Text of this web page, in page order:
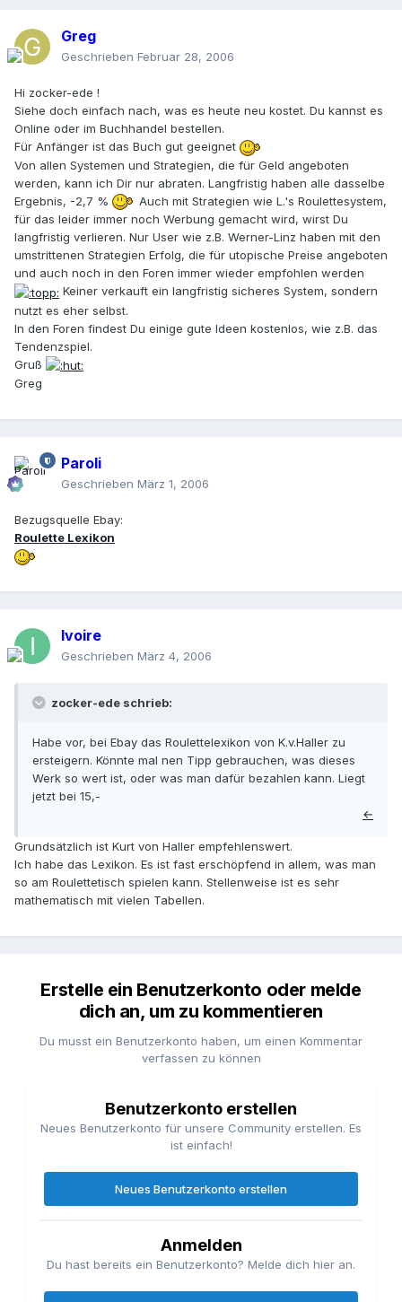
Greg
Geschrieben Februar 28, 2006
Hi zocker-ede !
Siehe doch einfach nach, was es heute neu kostet. Du kannst es
Online oder im Buchhandel bestellen.
Für Anfänger ist das Buch gut geeignet
Von allen Systemen und Strategien, die für Geld angeboten
werden, kann ich Dir nur abraten. Langfristig haben alle dasselbe
Ergebnis, -2,7 %
Auch mit Strategien wie L.'s Roulettesystem,
für das leider immer noch Werbung gemacht wird, wirst Du
langfristig verlieren. Nur User wie z.B. Werner-Linz haben mit den
umstrittenen Strategien Erfolg, die für utopische Preise angeboten
und auch noch in den Foren immer wieder empfohlen werden
Keiner verkauft ein langfristig sicheres System, sondern
nutzt es eher selbst.
In den Foren findest Du einige gute Ideen kostenlos, wie z.B. das
Tendenzspiel.
Gruß
Greg
Paroli
Geschrieben März 1, 2006
Bezugsquelle Ebay:
Roulette Lexikon
Ivoire
Geschrieben März 4, 2006
zocker-ede schrieb:
Habe vor, bei Ebay das Roulettelexikon von K.v.Haller zu
ersteigern. Könnte mal nen Tipp gebrauchen, was dieses
Werk so wert ist, oder was man dafür bezahlen kann. Liegt
jetzt bei 15,-
←
Grundsätzlich ist Kurt von Haller empfehlenswert.
Ich habe das Lexikon. Es ist fast erschöpfend in allem, was man
so am Roulettetisch spielen kann. Stellenweise ist es sehr
mathematisch mit vielen Tabellen.
Erstelle ein Benutzerkonto oder melde
dich an, um zu kommentieren
Du musst ein Benutzerkonto haben, um einen Kommentar
verfassen zu können
Benutzerkonto erstellen
Neues Benutzerkonto für unsere Community erstellen. Es
ist einfach!
Neues Benutzerkonto erstellen
Anmelden
Du hast bereits ein Benutzerkonto? Melde dich hier an.